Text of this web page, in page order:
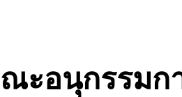
ะอนุกรรมก